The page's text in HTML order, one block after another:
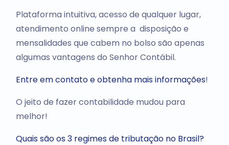
Plataforma intuitiva, acesso de qualquer lugar,
atendimento online sempre a disposição e
mensalidades que cabem no bolso são apenas
algumas vantagens do Senhor Contábil.
Entre em contato e obtenha mais informações!
O jeito de fazer contabilidade mudou para
melhor!
Quais são os 3 regimes de tributação no Brasil?